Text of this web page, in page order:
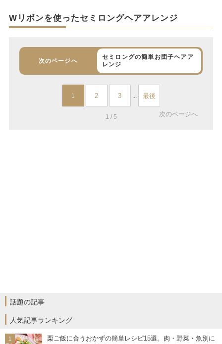
Wリボンを使ったセミロングヘアアレンジ
次のページへ
セミロングの簡単お団子ヘアア
レンジ
1 2 3 ... 最後
1 / 5 次のページへ
話題の記事
人気記事ランキング
栗ご飯に合うおかずの簡単レシピ15選。肉・野菜・魚別に